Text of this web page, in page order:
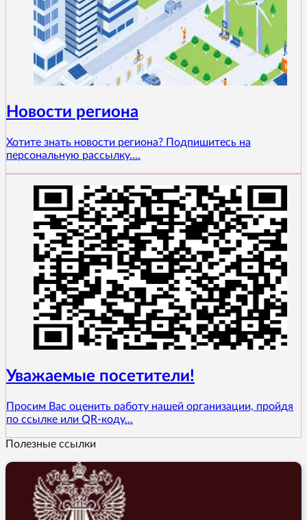
Новости региона
Хотите знать новости региона? Подпишитесь на
персональную рассылку....
Уважаемые посетители!
Просим Вас оценить работу нашей организации, пройдя
по ссылке или QR-коду...
Полезные ссылки